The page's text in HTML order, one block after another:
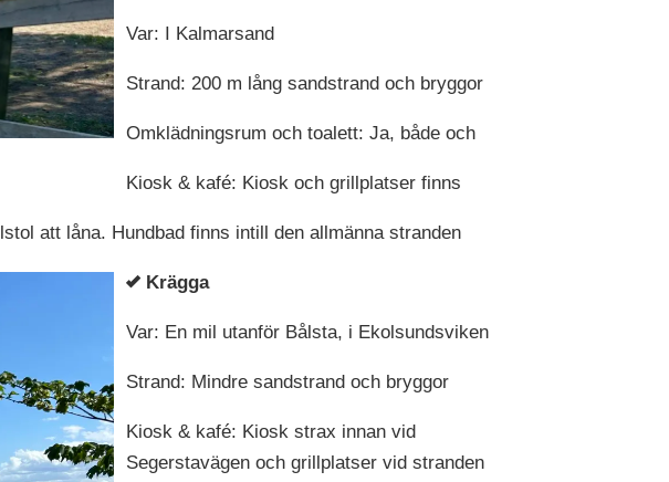
Var: I Kalmarsand
Strand: 200 m lång sandstrand och bryggor
Omklädningsrum och toalett: Ja, både och
Kiosk & kafé: Kiosk och grillplatser finns
att låna. Hundbad finns intill den allmänna stranden
Krägga
Var: En mil utanför Bålsta, i Ekolsundsviken
Strand: Mindre sandstrand och bryggor
Kiosk & kafé: Kiosk strax innan vid
Segerstavägen och grillplatser vid stranden